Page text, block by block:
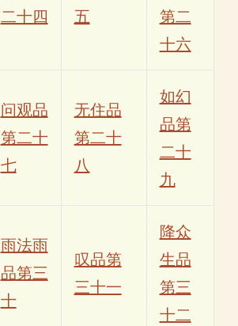
二十四
五
第二
十六
问观品
第二十
七
无住品
第二十
八
如幻
品第
二十
九
雨法雨
品第三
十
叹品第
三十一
降众
生品
第三
十二